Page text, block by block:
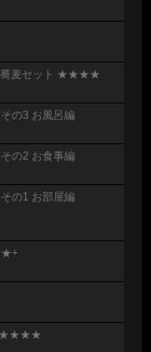
蕎麦セット ★★★★
の3 お風呂編
の2 お食事編
の1 お部屋編
★★★★